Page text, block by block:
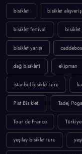
bisiklet bisiklet
bisiklet festivali bisiklet
bisiklet yarışı
dağ bisikleti ekipman
istanbul bisiklet turu
Pist Bisikleti Tadej
Tour de France
yeşilay bisiklet turu